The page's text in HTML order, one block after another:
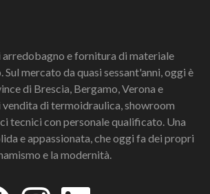
arredobagno e fornitura di materiale
mercato da quasi sessant'anni, oggi è
di Brescia, Bergamo, Verona e
vendita di termoidraulica, showroom
tecnici con personale qualificato. Una
e appassionata, che oggi fa dei propri
e la modernità.